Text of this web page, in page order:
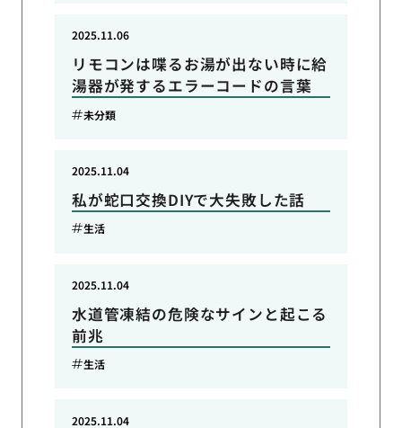
リモコンは喋るお湯が出ない時に給
湯器が発するエラーコードの言葉
2025.11.06
未分類
私が蛇口交換DIYで大失敗した話
2025.11.04
生活
水道管凍結の危険なサインと起こる
前兆
2025.11.04
生活
2025.11.04